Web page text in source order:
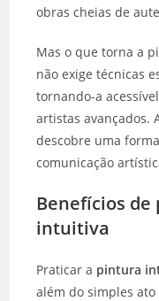
obras cheias de
Mas o que torna a
não exige técnicas
tornando-a
artistas avançados.
descobre uma
comunicação
Benefícios
intuitiva
Praticar a pintura
além do simples